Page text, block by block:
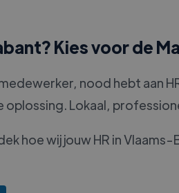
Kies voor de
nood hebt
Lokaal,
hoe wij jouw HR in